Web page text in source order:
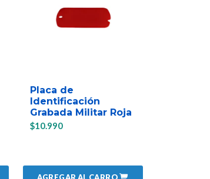
Placa de
Identificación
Grabada Militar Roja
$10.990
AGREGAR AL CARRO